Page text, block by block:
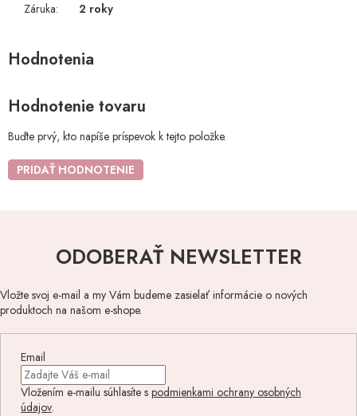
Záruka: 2 roky
Hodnotenie tovaru
Buďte prvý, kto napíše príspevok k tejto položke.
PRIDAŤ HODNOTENIE
ODOBERAŤ NEWSLETTER
Vložte svoj e-mail a my Vám budeme zasielať informácie o nových
produktoch na našom e-shope.
Email
Vložením e-mailu súhlasíte s podmienkami ochrany osobných
údajov.